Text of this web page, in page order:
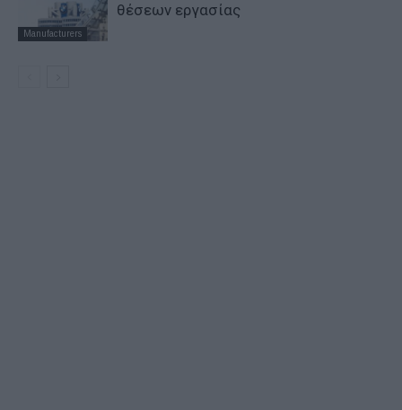
Manufacturers
θέσεων εργασίας